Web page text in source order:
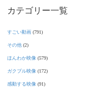
カテゴリー一覧
すごい動画 (791)
その他 (2)
ほんわか映像 (579)
ガクブル映像 (172)
感動する映像 (91)